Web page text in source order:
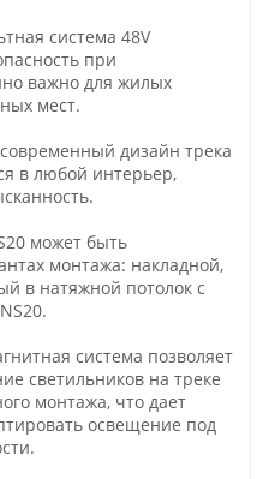
система 48V
при
важно для жилых
мест.
дизайн трека
в любой интерьер,
может быть
монтажа: накладной,
в натяжной потолок с
система позволяет
светильников на треке
монтажа, что дает
освещение под